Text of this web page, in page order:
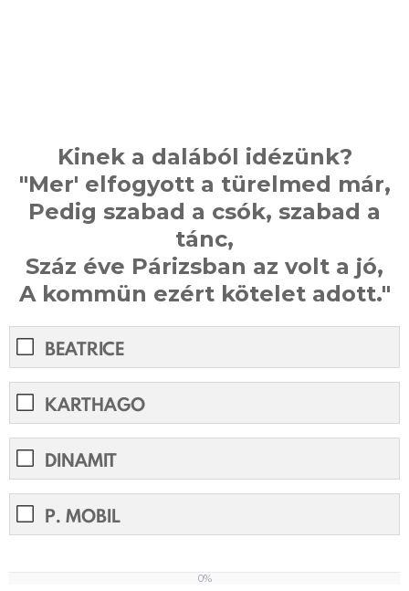
Kinek a dalából idézünk?
"Mer' elfogyott a türelmed már,
Pedig szabad a csók, szabad a
tánc,
Száz éve Párizsban az volt a jó,
A kommün ezért kötelet adott."
BEATRICE
KARTHAGO
DINAMIT
P. MOBIL
0%